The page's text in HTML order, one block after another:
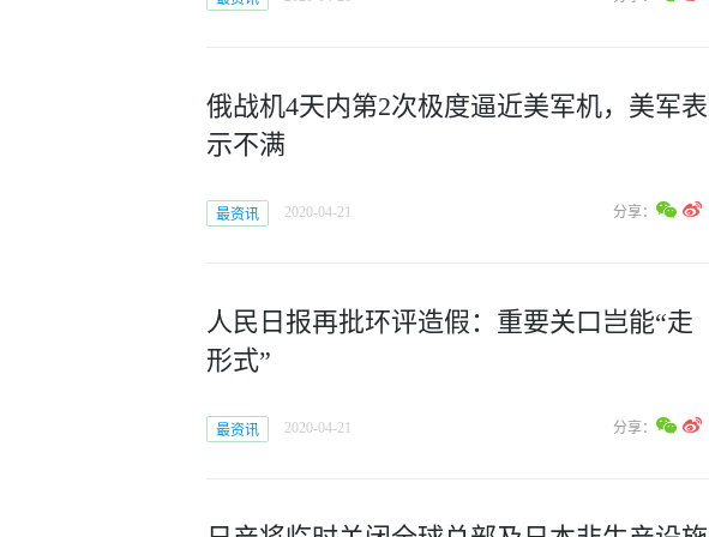
俄战机4天内第2次极度逼近美军机，美军表
示不满
最资讯 2020-04-21 分享：
人民日报再批环评造假：重要关口岂能“走
形式”
最资讯 2020-04-21 分享：